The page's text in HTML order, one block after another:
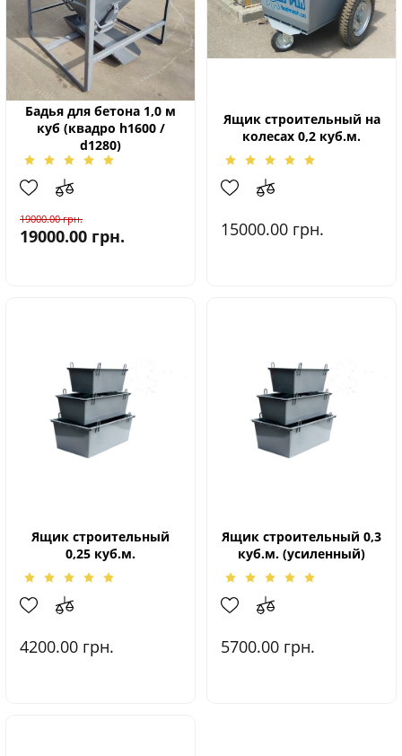
Бадья для бетона 1,0 м
куб (квадро h1600 /
d1280)
19000.00грн.
19000.00 грн.
Ящик строительный на
колесах 0,2 куб.м.
15000.00 грн.
Ящик строительный
0,25 куб.м.
4200.00 грн.
Ящик строительный 0,3
куб.м. (усиленный)
5700.00 грн.